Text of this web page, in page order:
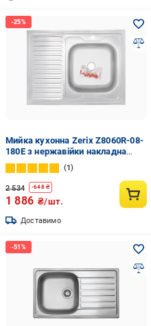
Мийка кухонна Zerix Z8060R-08-
180E з нержавійки накладна
прямокутна Satin (ZS0609)
1
2 534 -648₴
1 886 ₴/шт.
Доставимо